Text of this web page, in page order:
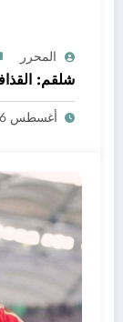
المحرر
شلقم: القذافي و
أغسطس 6, 2026